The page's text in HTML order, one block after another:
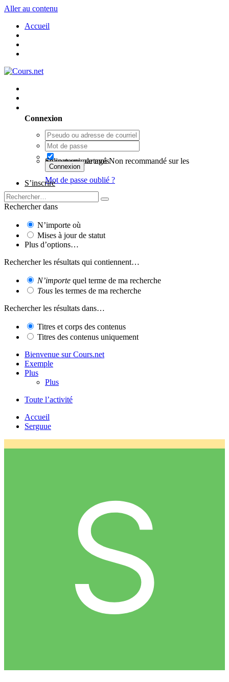
Aller au contenu
Accueil
Connexion
Se souvenir de moi
Non recommandé sur les ordinateurs partagés
Connexion
Mot de passe oublié ?
S’inscrire
Rechercher dans
N’importe où
Mises à jour de statut
Plus d’options…
Rechercher les résultats qui contiennent…
N’importe quel terme de ma recherche
Tous les termes de ma recherche
Rechercher les résultats dans…
Titres et corps des contenus
Titres des contenus uniquement
Bienvenue sur Cours.net
Exemple
Plus
Plus
Toute l’activité
Accueil
Serguue